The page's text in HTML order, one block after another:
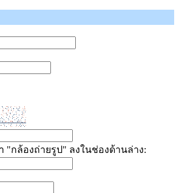
กล้องถ่ายรูป" ลงในช่องด้านล่าง: